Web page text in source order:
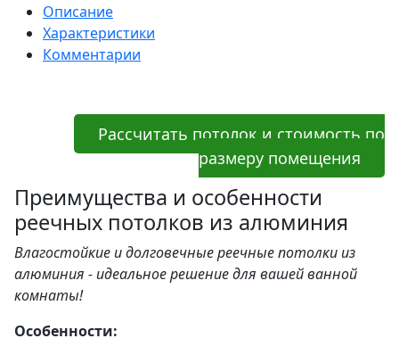
Описание
Характеристики
Комментарии
Рассчитать потолок и стоимость по
размеру помещения
Преимущества и особенности
реечных потолков из алюминия
Влагостойкие и долговечные реечные потолки из
алюминия - идеальное решение для вашей ванной
комнаты!
Особенности: